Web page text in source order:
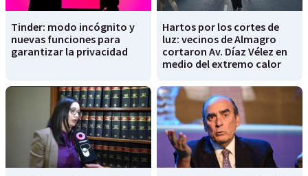
Tinder: modo incógnito y
nuevas funciones para
garantizar la privacidad
Hartos por los cortes de
luz: vecinos de Almagro
cortaron Av. Díaz Vélez en
medio del extremo calor